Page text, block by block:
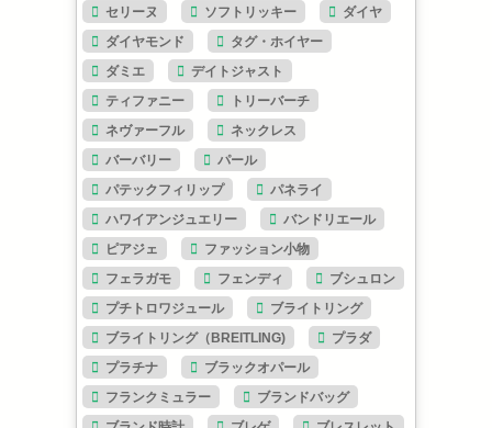
セリーヌ
ソフトリッキー
ダイヤ
ダイヤモンド
タグ・ホイヤー
ダミエ
デイトジャスト
ティファニー
トリーバーチ
ネヴァーフル
ネックレス
バーバリー
パール
パテックフィリップ
パネライ
ハワイアンジュエリー
バンドリエール
ピアジェ
ファッション小物
フェラガモ
フェンディ
ブシュロン
プチトロワジュール
ブライトリング
ブライトリング（BREITLING)
プラダ
プラチナ
ブラックオパール
フランクミュラー
ブランドバッグ